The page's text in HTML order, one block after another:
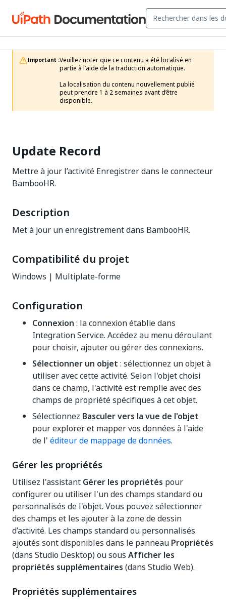
Important :Veuillez noter que ce contenu a été localisé en
partie à l’aide de la traduction automatique.
La localisation du contenu nouvellement publié
peut prendre 1 à 2 semaines avant d’être
disponible.
Update Record
Mettre à jour l’activité Enregistrer dans le connecteur
BambooHR.
Description
Met à jour un enregistrement dans BambooHR.
Compatibilité du projet
Windows | Multiplate-forme
Configuration
Connexion : la connexion établie dans
Integration Service. Accédez au menu déroulant
pour choisir, ajouter ou gérer des connexions.
Sélectionner un objet : sélectionnez un objet à
utiliser avec cette activité. Selon l'objet choisi
dans ce champ, l'activité est remplie avec des
champs de propriété spécifiques à cet objet.
Sélectionnez Basculer vers la vue de l'objet
pour explorer et mapper vos données à l'aide
de l' éditeur de mappage de données.
Gérer les propriétés
Utilisez l'assistant Gérer les propriétés pour
configurer ou utiliser l'un des champs standard ou
personnalisés de l'objet. Vous pouvez sélectionner
des champs et les ajouter à la zone de dessin
d’activité. Les champs standard ou personnalisés
ajoutés sont disponibles dans le panneau Propriétés
(dans Studio Desktop) ou sous Afficher les
propriétés supplémentaires (dans Studio Web).
Propriétés supplémentaires